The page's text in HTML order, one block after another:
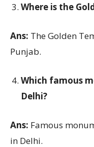
Where is the
Ans: The Golden
Punjab.
Which famous
Delhi?
Ans: Famous
in Delhi.